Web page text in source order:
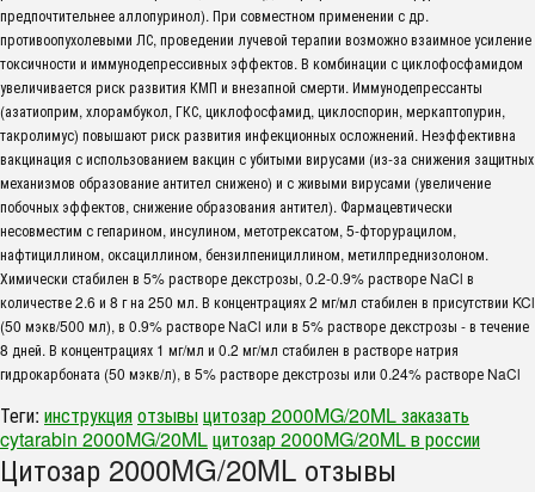
предпочтительнее аллопуринол). При совместном применении с др.
противоопухолевыми ЛС, проведении лучевой терапии возможно взаимное усиление
токсичности и иммунодепрессивных эффектов. В комбинации с циклофосфамидом
увеличивается риск развития КМП и внезапной смерти. Иммунодепрессанты
(азатиоприм, хлорамбукол, ГКС, циклофосфамид, циклоспорин, меркаптопурин,
такролимус) повышают риск развития инфекционных осложнений. Неэффективна
вакцинация с использованием вакцин с убитыми вирусами (из-за снижения защитных
механизмов образование антител снижено) и с живыми вирусами (увеличение
побочных эффектов, снижение образования антител). Фармацевтически
несовместим с гепарином, инсулином, метотрексатом, 5-фторурацилом,
нафтициллином, оксациллином, бензилпенициллином, метилпреднизолоном.
Химически стабилен в 5% растворе декстрозы, 0.2-0.9% растворе NaCl в
количестве 2.6 и 8 г на 250 мл. В концентрациях 2 мг/мл стабилен в присутствии KCl
(50 мэкв/500 мл), в 0.9% растворе NaCl или в 5% растворе декстрозы - в течение
8 дней. В концентрациях 1 мг/мл и 0.2 мг/мл стабилен в растворе натрия
гидрокарбоната (50 мэкв/л), в 5% растворе декстрозы или 0.24% растворе NaCl
Теги: инструкцияотзывыцитозар 2000MG/20ML заказать
cytarabin 2000MG/20MLцитозар 2000MG/20ML в россии
Цитозар 2000MG/20ML отзывы